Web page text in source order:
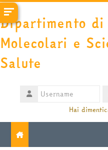
Vai al contenuto principale
Dipartimento di
Molecolari e
Salute
Username
Hai